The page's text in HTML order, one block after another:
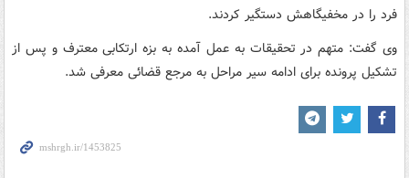
فرد را در مخفیگاهش دستگیر کردند.
وی گفت: متهم در تحقیقات به عمل آمده به بزه ارتکابی معترف و پس از
تشکیل پرونده برای ادامه سیر مراحل به مرجع قضائی معرفی شد.